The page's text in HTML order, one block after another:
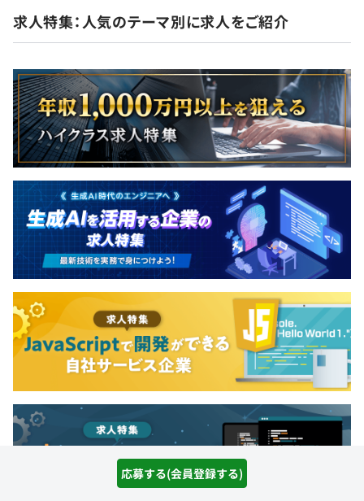
応募する(会員登録する)
求人特集：人気のテーマ別に求人をご紹介